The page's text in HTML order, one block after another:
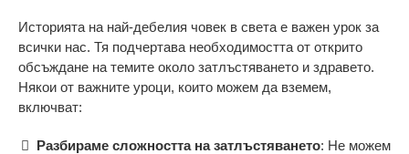
Историята на най-дебелия човек в света е важен урок за
всички нас. Тя подчертава необходимостта от открито
обсъждане на темите около затлъстяването и здравето.
Някои от важните уроци, които можем да вземем,
включват:
Разбираме сложността на затлъстяването: Не можем